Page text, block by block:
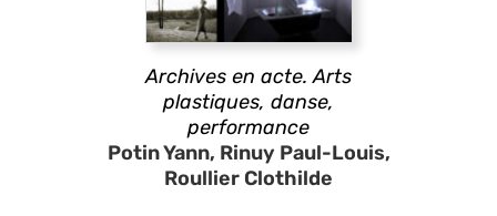
Archives en acte. Arts
plastiques, danse,
performance
Potin Yann, Rinuy Paul-Louis,
Roullier Clothilde